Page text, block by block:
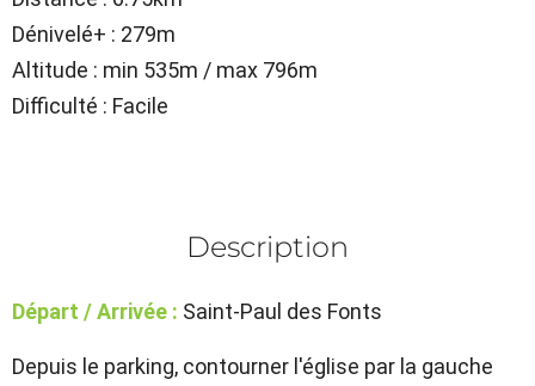
Dénivelé+ : 279m
Altitude : min 535m / max 796m
Difficulté : Facile
Description
Départ / Arrivée : Saint-Paul des Fonts
Depuis le parking, contourner l'église par la gauche